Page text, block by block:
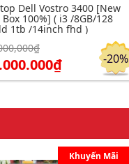
để xem chi tiết Đặt hàng
Dell Vostro 3400 [New
Box 100%] ( i3 /8GB/128
1tb /14inch fhd )
-20%
Khuyến Mãi